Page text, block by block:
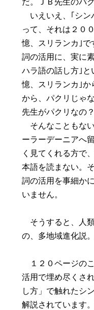
だ。ＪＢ先生のパ
いえいえ、｢シン
って、それは２０
憶、スリランカ｣で
詞の活用に、実に
ハラ語の話し方｣と
憶、スリランカ｣か
から、パクリじゃ
先生がパクリなの
そんなこともな
ーラーデーニアへ
く見てくれる方で
本語を読まない。
詞の活用を事細か
いません。
そうすると、人
の、多地域進化説
１２０ページの
活用で埋め尽くさ
し方」で触れたシ
解説されています